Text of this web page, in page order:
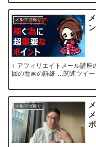
メルマガ稼ぐ
↑ アフィリエイトメール講座
回の動画の詳細 ...関連ツイー
メルマガ稼ぐ